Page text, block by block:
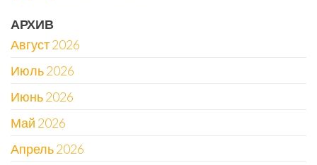
АРХИВ
Август 2026
Июль 2026
Июнь 2026
Май 2026
Апрель 2026